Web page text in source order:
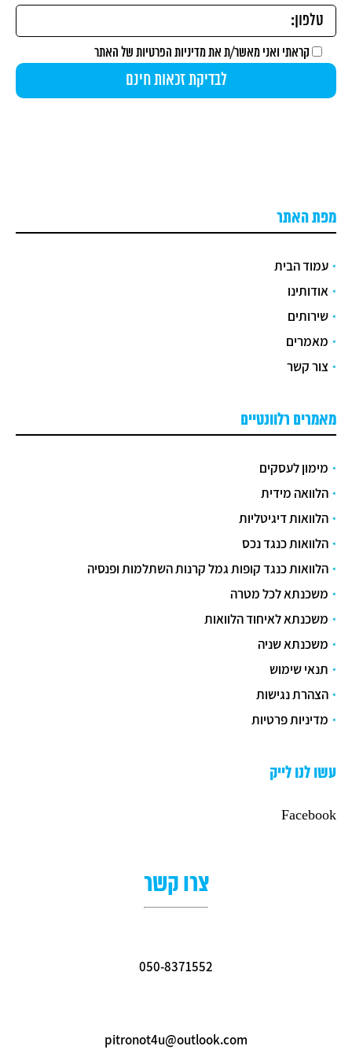
קראתי ואני מאשר/ת אתמדיניות הפרטיות של האתר
מפת האתר
עמוד הבית
אודותינו
שירותים
מאמרים
צור קשר
מאמרים רלוונטיים
מימון לעסקים
הלוואה מידית
הלוואות דיגיטליות
הלוואות כנגד נכס
הלוואות כנגד קופות גמל קרנות השתלמות ופנסיה
משכנתא לכל מטרה
משכנתא לאיחוד הלוואות
משכנתא שניה
תנאי שימוש
הצהרת נגישות
מדיניות פרטיות
עשו לנו לייק
Facebook
צרו קשר
050-8371552
pitronot4u@outlook.com